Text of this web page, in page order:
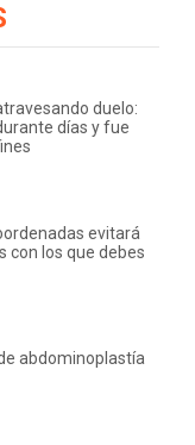
duelo:
días y fue
evitará
con los que debes
abdominoplastía